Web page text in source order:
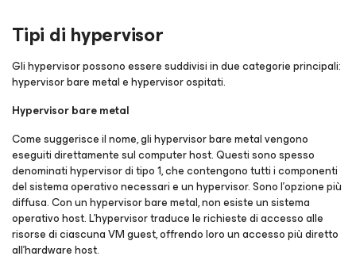
Tipi di hypervisor
Gli hypervisor possono essere suddivisi in due categorie principali:
hypervisor bare metal e hypervisor ospitati.
Hypervisor bare metal
Come suggerisce il nome, gli hypervisor bare metal vengono
eseguiti direttamente sul computer host. Questi sono spesso
denominati hypervisor di tipo 1, che contengono tutti i componenti
del sistema operativo necessari e un hypervisor. Sono l'opzione più
diffusa. Con un hypervisor bare metal, non esiste un sistema
operativo host. L'hypervisor traduce le richieste di accesso alle
risorse di ciascuna VM guest, offrendo loro un accesso più diretto
all'hardware host.